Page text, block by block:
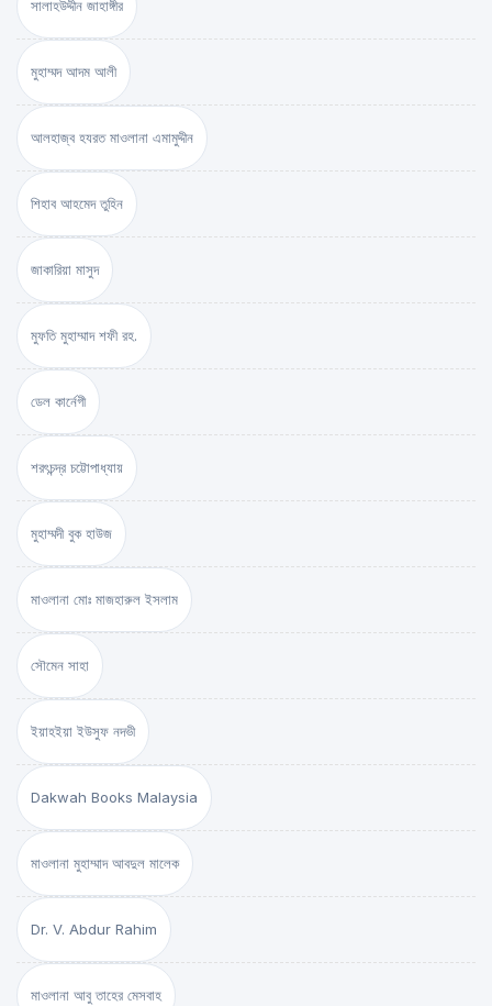
সালাহউদ্দীন জাহাঙ্গীর
মুহাম্মদ আদম আলী
আলহাজ্ব হযরত মাওলানা এমামুদ্দীন
শিহাব আহমেদ তুহিন
জাকারিয়া মাসুদ
মুফতি মুহাম্মাদ শফী রহ.
ডেল কার্নেগী
শরৎচন্দ্র চট্টোপাধ্যায়
মুহাম্মদী বুক হাউজ
মাওলানা মোঃ মাজহারুল ইসলাম
সৌমেন সাহা
ইয়াহইয়া ইউসুফ নদভী
Dakwah Books Malaysia
মাওলানা মুহাম্মাদ আবদুল মালেক
Dr. V. Abdur Rahim
মাওলানা আবু তাহের মেসবাহ